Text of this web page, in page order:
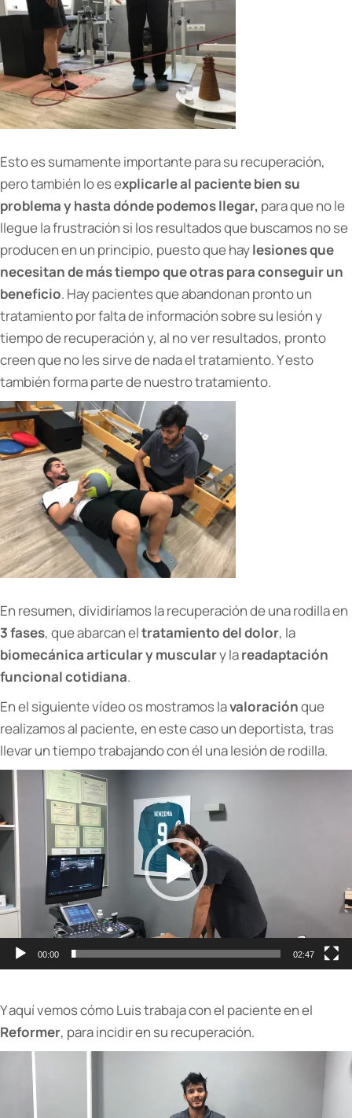
Esto es sumamente importante para su recuperación,
pero también lo es explicarle al paciente bien su
problema y hasta dónde podemos llegar, para que no le
llegue la frustración si los resultados que buscamos no se
producen en un principio, puesto que haylesiones que
necesitan de más tiempo que otras para conseguir un
beneficio. Hay pacientes que abandonan pronto un
tratamiento por falta de información sobre su lesión y
tiempo de recuperación y, al no ver resultados, pronto
creen que no les sirve de nada el tratamiento. Y esto
también forma parte de nuestro tratamiento.
En resumen, dividiríamos la recuperación de una rodilla en
3 fases, que abarcan eltratamiento del dolor, la
biomecánica articular y musculary lareadaptación
funcional cotidiana.
En el siguiente vídeo os mostramos lavaloraciónque
realizamos al paciente, en este caso un deportista, tras
llevar un tiempo trabajando con él una lesión de rodilla.
Reproductor
de
vídeo
00:00 02:47
Y aquí vemos cómo Luis trabaja con el paciente en el
Reformer, para incidir en su recuperación.
Reproductor